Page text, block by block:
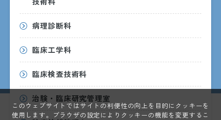
病理診断科
臨床工学科
臨床検査技術科
治験・臨床研究管理室
外来受診のご案内
このウェブサイトではサイトの利便性の向上を目的にクッキーを
使用します。ブラウザの設定によりクッキーの機能を変更するこ